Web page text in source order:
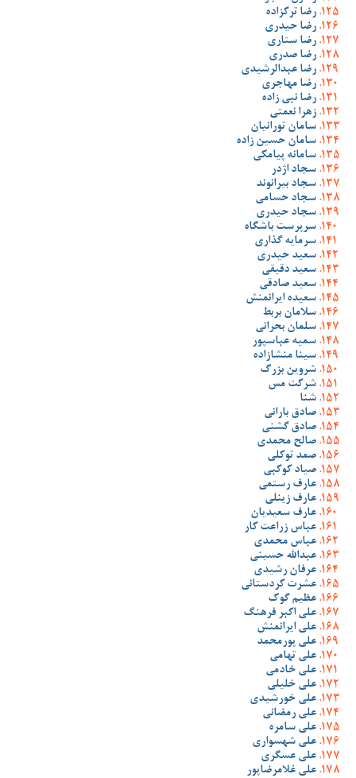
رضا ترکزاده
رضا حیدری
رضا ستاری
رضا صدری
رضا عبدالرشیدی
رضا مهاجری
رضا نبی زاده
زهرا نعمتی
سامان تورانیان
سامان حسین زاده
سامانه پیامکی
سجاد اژدر
سجاد بیرانوند
سجاد حسامی
سجاد حیدری
سرپرست باشگاه
سرمایه گذاری
سعید حیدری
سعید دقیقی
سعید صادقی
سعیده ایرانمنش
سلامان بربط
سلمان بحرانی
سمیه عباسپور
سینا منشازاده
شروین بزرگ
شرکت مس
شنا
صادق بارانی
صادق گشنی
صالح محمدی
صمد توکلی
صیاد کوکبی
عارف رستمی
عارف زینلی
عارف سعیدیان
عباس زراعت کار
عباس محمدی
عبدالله حسینی
عرفان رشیدی
عشرت کردستانی
عظیم گوک
علی اکبر فرهنگ
علی ایرانمنش
علی پورمحمد
علی تهامی
علی خادمی
علی خلیلی
علی خورشیدی
علی رمضانی
علی سامره
علی شهسواری
علی عسگری
علی غلامرضاپور